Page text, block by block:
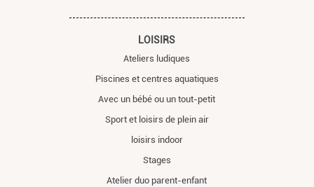
LOISIRS
Ateliers ludiques
Piscines et centres aquatiques
Avec un bébé ou un tout-petit
Sport et loisirs de plein air
loisirs indoor
Stages
Atelier duo parent-enfant